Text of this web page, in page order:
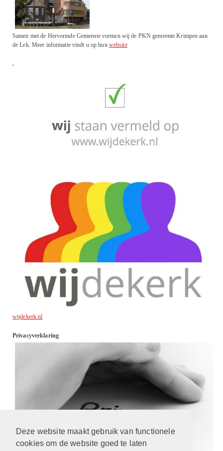
Deze website maakt gebruik van functionele
cookies om de website goed te laten
Samen met de Hervormde Gemeente vormen wij de PKN gemeente Krimpen aan
de Lek. Meer informatie vindt u op hun website
.
wijdekerk.nl
Privacyverklaring